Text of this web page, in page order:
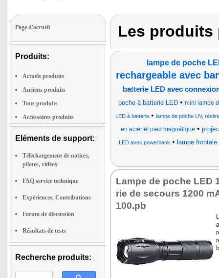
Page d'accueil
Produits:
Actuels produits
Anciens produits
Tous produits
Accessoires produits
Eléments de support:
Téléchargement de notices,
pilotes, vidéos
FAQ service technique
Expériences, Contributions
Forum de discussion
Résultats de tests
Recherche produits:
Les produits
lampe de poche
rechargeable avec
batterie LED avec
poche à batterie LED• mini lampe
LED à batterie • lampe de poche UV,
en acier et pied magnétique •
LED avec powerbank • lampe
Lampe de poche LED
rie de secours 1200
100.pb